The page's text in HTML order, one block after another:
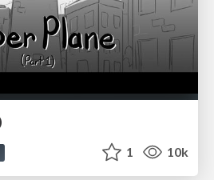
1 10k